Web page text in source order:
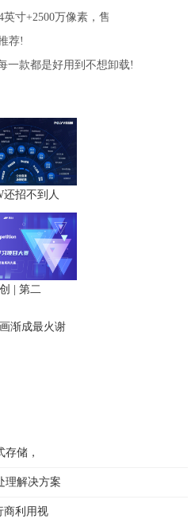
寸+2500万像素，售
荐!
一款都是好用到不想卸载!
还招不到人
| 第二
渐成最火谢
储，
理解决方案
商利用视